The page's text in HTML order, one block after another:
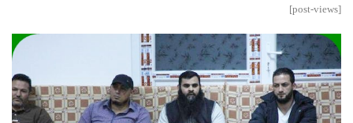
[post-views]